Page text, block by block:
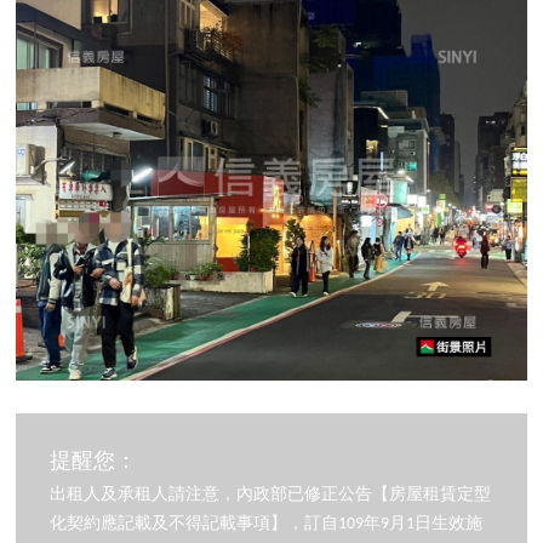
提醒您：
出租人及承租人請注意，內政部已修正公告【房屋租賃定型
化契約應記載及不得記載事項】，訂自109年9月1日生效施